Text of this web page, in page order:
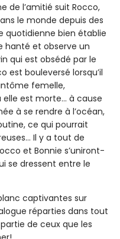
de l’amitié suit Rocco,
le monde depuis des
quotidienne bien établie
hanté et observe un
qui est obsédé par le
est bouleversé lorsqu’il
femelle,
est morte... à cause
à se rendre à l’océan,
ce qui pourrait
Il y a tout de
et Bonnie s’uniront-
se dressent entre le
captivantes sur
réparties dans tout
de ceux que les